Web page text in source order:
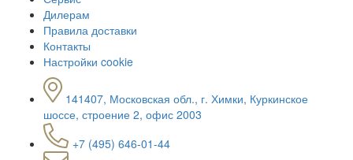
Дилерам
Правила доставки
Контакты
Настройки cookie
141407, Московская обл., г. Химки, Куркинское
шоссе, строение 2, офис 2003
+7 (495) 646-01-44